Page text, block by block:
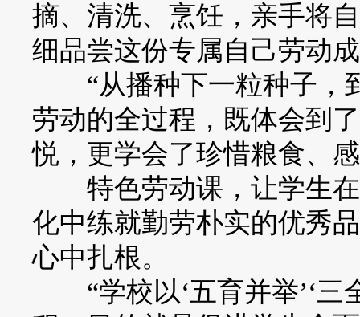
摘、清洗、烹饪，亲手将
细品尝这份专属自己劳动
“从播种下一粒种子，
劳动的全过程，既体会到
悦，更学会了珍惜粮食、
特色劳动课，让学生在
化中练就勤劳朴实的优秀
心中扎根。
“学校以‘五育并举’‘三